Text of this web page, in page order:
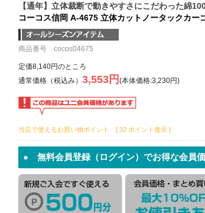
【通年】立体裁断で動きやすさにこだわった綿
コーコス信岡 A-4675 立体カットノータックカー
商品番号 cocos04675
定価8,140円のところ
通常価格（税込み） 3,553円 (本体価格:3,230円)
当店で使えるお買い物ポイント [ 32 ポイント進呈 ]
● 無料会員登録（ログイン）でお得な会